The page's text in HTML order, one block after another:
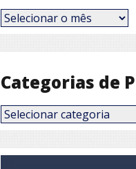
Posts
por
Categorias de
Categorias
de